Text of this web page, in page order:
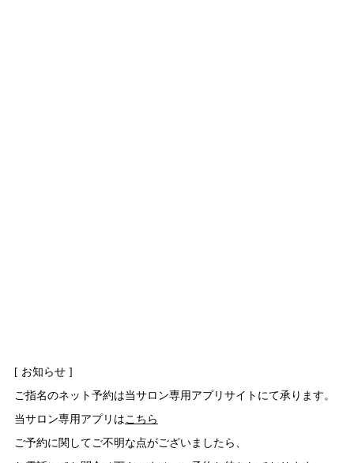
[ お知らせ ]
ご指名のネット予約は当サロン専用アプリサイトにて承ります。
当サロン専用アプリはこちら
ご予約に関してご不明な点がございましたら、